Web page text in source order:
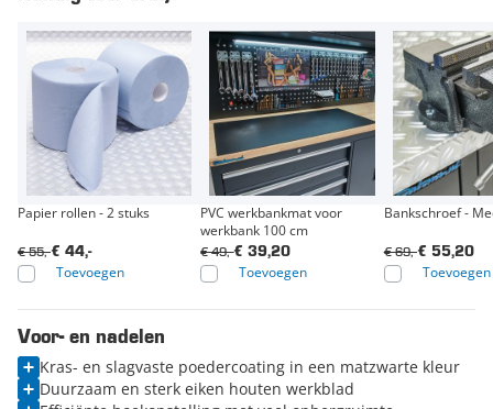
Papier rollen - 2 stuks
€ 44,-
€ 55,-
Toevoegen
PVC werkbankmat voor
werkbank 100 cm
€ 39,20
€ 49,-
Toevoegen
Bankschroef -
€ 55,20
€ 69,-
Toevoegen
Voor- en nadelen
Kras- en slagvaste poedercoating in een matzwarte kleur
Duurzaam en sterk eiken houten werkblad